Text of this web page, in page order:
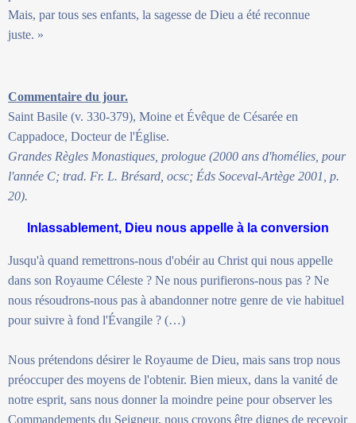
Mais, par tous ses enfants, la sagesse de Dieu a été reconnue
juste. »
Commentaire du jour.
Saint Basile (v. 330-379), Moine et Évêque de Césarée en
Cappadoce, Docteur de l'Église.
Grandes Règles Monastiques, prologue (2000 ans d'homélies, pour
l'année C; trad. Fr. L. Brésard, ocsc; Éds Soceval-Artège 2001, p.
20).
Inlassablement, Dieu nous appelle à la conversion
Jusqu'à quand remettrons-nous d'obéir au Christ qui nous appelle
dans son Royaume Céleste ? Ne nous purifierons-nous pas ? Ne
nous résoudrons-nous pas à abandonner notre genre de vie habituel
pour suivre à fond l'Évangile ? (…)
Nous prétendons désirer le Royaume de Dieu, mais sans trop nous
préoccuper des moyens de l'obtenir. Bien mieux, dans la vanité de
notre esprit, sans nous donner la moindre peine pour observer les
Commandements du Seigneur, nous croyons être dignes de recevoir